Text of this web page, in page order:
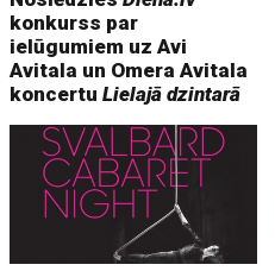
konkurss par
ielūgumiem uz Avi
Avitala un Omera Avitala
koncertuLielajā dzintarā